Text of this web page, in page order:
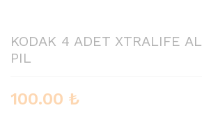
KODAK 4 ADET XTRALIFE
PIL
100.00 ₺